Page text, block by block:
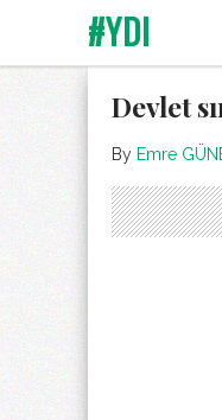
#YDI
Devlet
By Emre